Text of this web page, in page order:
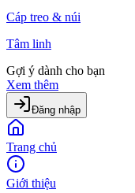
Cáp treo & núi
Tâm linh
Gợi ý dành cho bạn
Xem thêm
Đăng nhập
Trang chủ
Giới thiệu